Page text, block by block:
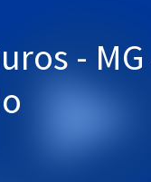
- MG